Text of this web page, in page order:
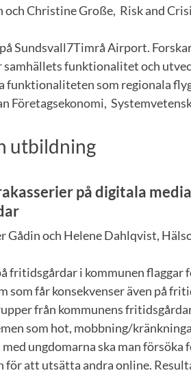
och Christine Große, Risk and
Sundsvall7Timrå Airport.
samhällets funktionalitet och
funktionaliteten som regionala
Företagsekonomi,
utbildning
på digitala
Gådin och Helene Dahlqvist,
fritidsgårdar i kommunen
som får konsekvenser även på
från kommunens
som hot, mobbning/
ungdomarna ska man försöka
för att utsätta andra online.